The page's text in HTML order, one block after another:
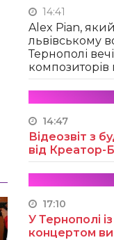
14:41
Alex Pian,
львівському
Тернополі
композиторів
14:47
Відеозвіт з
від Креатор-
17:10
У Тернополі
концертом